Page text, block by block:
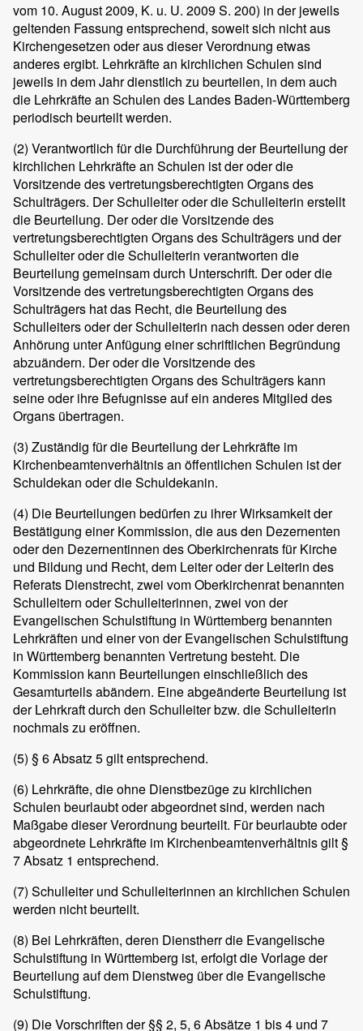
vom 10. August 2009, K. u. U. 2009 S. 200) in der jeweils
geltenden Fassung entsprechend, soweit sich nicht aus
Kirchengesetzen oder aus dieser Verordnung etwas
anderes ergibt. Lehrkräfte an kirchlichen Schulen sind
jeweils in dem Jahr dienstlich zu beurteilen, in dem auch
die Lehrkräfte an Schulen des Landes Baden-Württemberg
periodisch beurteilt werden.
(2) Verantwortlich für die Durchführung der Beurteilung der
kirchlichen Lehrkräfte an Schulen ist der oder die
Vorsitzende des vertretungsberechtigten Organs des
Schulträgers. Der Schulleiter oder die Schulleiterin erstellt
die Beurteilung. Der oder die Vorsitzende des
vertretungsberechtigten Organs des Schulträgers und der
Schulleiter oder die Schulleiterin verantworten die
Beurteilung gemeinsam durch Unterschrift. Der oder die
Vorsitzende des vertretungsberechtigten Organs des
Schulträgers hat das Recht, die Beurteilung des
Schulleiters oder der Schulleiterin nach dessen oder deren
Anhörung unter Anfügung einer schriftlichen Begründung
abzuändern. Der oder die Vorsitzende des
vertretungsberechtigten Organs des Schulträgers kann
seine oder ihre Befugnisse auf ein anderes Mitglied des
Organs übertragen.
(3) Zuständig für die Beurteilung der Lehrkräfte im
Kirchenbeamtenverhältnis an öffentlichen Schulen ist der
Schuldekan oder die Schuldekanin.
(4) Die Beurteilungen bedürfen zu ihrer Wirksamkeit der
Bestätigung einer Kommission, die aus den Dezernenten
oder den Dezernentinnen des Oberkirchenrats für Kirche
und Bildung und Recht, dem Leiter oder der Leiterin des
Referats Dienstrecht, zwei vom Oberkirchenrat benannten
Schulleitern oder Schulleiterinnen, zwei von der
Evangelischen Schulstiftung in Württemberg benannten
Lehrkräften und einer von der Evangelischen Schulstiftung
in Württemberg benannten Vertretung besteht. Die
Kommission kann Beurteilungen einschließlich des
Gesamturteils abändern. Eine abgeänderte Beurteilung ist
der Lehrkraft durch den Schulleiter bzw. die Schulleiterin
nochmals zu eröffnen.
(5) § 6 Absatz 5 gilt entsprechend.
(6) Lehrkräfte, die ohne Dienstbezüge zu kirchlichen
Schulen beurlaubt oder abgeordnet sind, werden nach
Maßgabe dieser Verordnung beurteilt. Für beurlaubte oder
abgeordnete Lehrkräfte im Kirchenbeamtenverhältnis gilt §
7 Absatz 1 entsprechend.
(7) Schulleiter und Schulleiterinnen an kirchlichen Schulen
werden nicht beurteilt.
(8) Bei Lehrkräften, deren Dienstherr die Evangelische
Schulstiftung in Württemberg ist, erfolgt die Vorlage der
Beurteilung auf dem Dienstweg über die Evangelische
Schulstiftung.
(9) Die Vorschriften der §§ 2, 5, 6 Absätze 1 bis 4 und 7